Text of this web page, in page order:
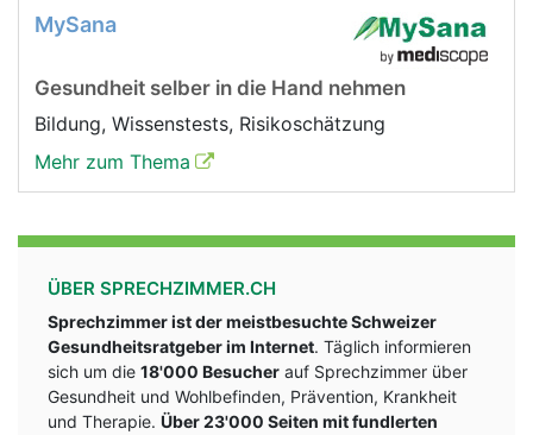
MySana
Gesundheit selber in die Hand nehmen
Bildung, Wissenstests, Risikoschätzung
Mehr zum Thema
ÜBER SPRECHZIMMER.CH
Sprechzimmer ist der meistbesuchte Schweizer
Gesundheitsratgeber im Internet. Täglich informieren
sich um die 18'000 Besucher auf Sprechzimmer über
Gesundheit und Wohlbefinden, Prävention, Krankheit
und Therapie. Über 23'000 Seiten mit fundlerten